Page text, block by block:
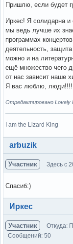
Пришлю, если будет
Иркес! Я солидарна и
мы ведь лучше их
программах
деятельность,
можно и на
ещё множество чего
от нас зависит наше
Я вас люблю,
Отредактировано Lovely
I am the Lizard King I
Вне форума
arbuzik
Участник Здесь с
Спасиб:)
Вне форума
Иркес
Участник Откуда:
Сообщений: 50